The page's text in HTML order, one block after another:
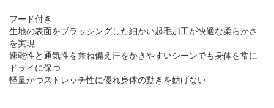
フード付き
生地の表面をブラッシングした細かい起毛加工が快適な柔らかさ
を実現
速乾性と通気性を兼ね備え汗をかきやすいシーンでも身体を常に
ドライに保つ
軽量かつストレッチ性に優れ身体の動きを妨げない